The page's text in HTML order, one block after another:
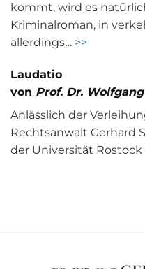
kommt, wird es
Kriminalroman, in
allerdings… >>
Laudatio
von Prof. Dr.
Anlässlich der
Rechtsanwalt Gerhard
der Universität Rostock